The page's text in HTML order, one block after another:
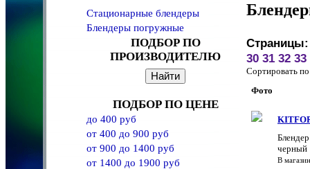
Стационарные блендеры
Блендеры погружные
ПОДБОР ПО
ПРОИЗВОДИТЕЛЮ
ПОДБОР ПО ЦЕНЕ
до 400 руб
от 400 до 900 руб
от 900 до 1400 руб
от 1400 до 1900 руб
Страницы:
30 31 32 33
Сортировать
Фото
черный
В